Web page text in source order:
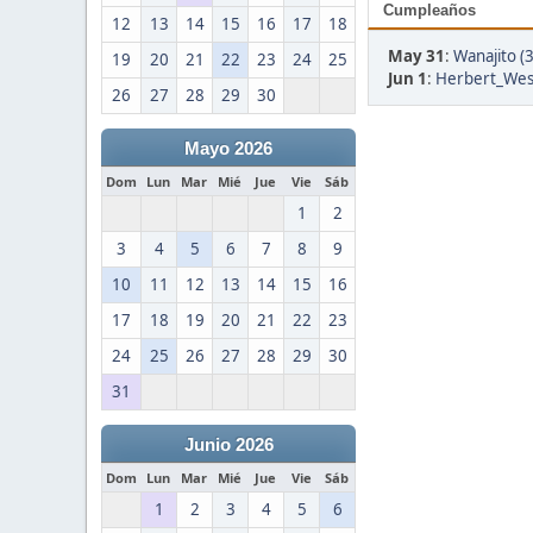
12
13 14 15 16 17
18
19
20 21 22 23 24
25
26
27 28 29 30
Mayo 2026
Dom Lun Mar Mié Jue Vie Sáb
1
2
3
4 5 6 7 8
9
10
11 12 13 14 15
16
17
18 19 20 21 22
23
24
25 26 27 28 29
30
31
Junio 2026
Dom Lun Mar Mié Jue Vie Sáb
1 2 3 4 5 6
Cumpleaños
May 31: Wanajito
Jun 1: